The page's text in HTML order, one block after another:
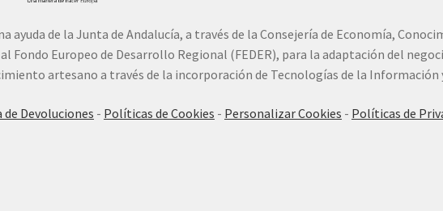
ayuda de la Junta de Andalucía, a través de la Consejería de Economía,
Fondo Europeo de Desarrollo Regional (FEDER), para la adaptación del
artesano a través de la incorporación de Tecnologías de la Información
Devoluciones - Políticas de Cookies - Personalizar Cookies - Políticas de